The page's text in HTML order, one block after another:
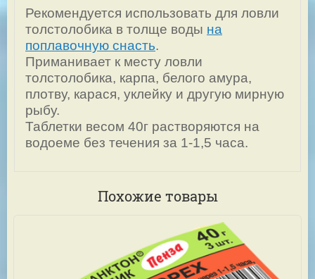
Рекомендуется использовать для ловли
толстолобика в толще воды на
поплавочную снасть.
Приманивает к месту ловли
толстолобика, карпа, белого амура,
плотву, карася, уклейку и другую мирную
рыбу.
Таблетки весом 40г растворяются на
водоеме без течения за 1-1,5 часа.
Похожие товары